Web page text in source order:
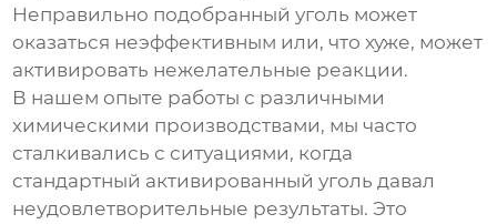
Неправильно подобранный уголь может
оказаться неэффективным или, что хуже, может
активировать нежелательные реакции.
В нашем опыте работы с различными
химическими производствами, мы часто
сталкивались с ситуациями, когда
стандартный активированный уголь давал
неудовлетворительные результаты. Это